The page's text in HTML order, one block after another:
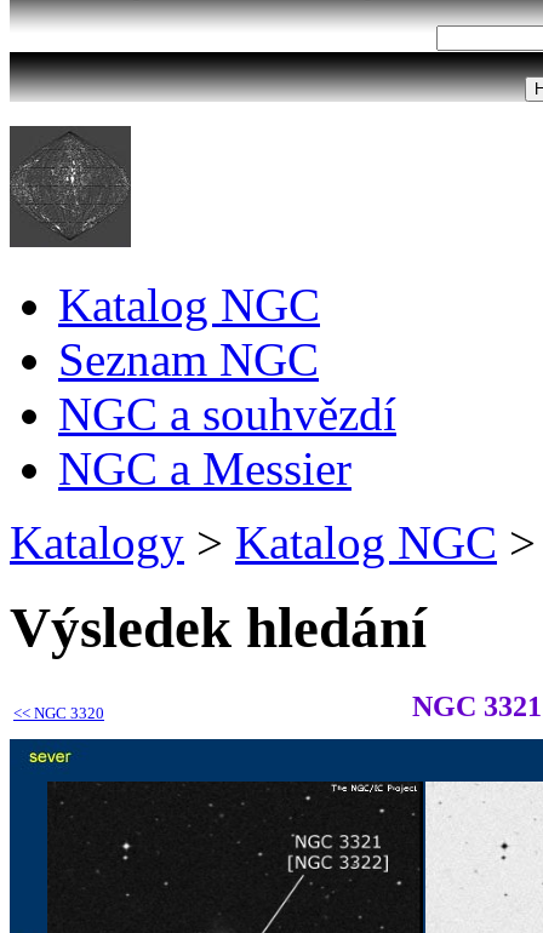
Katalog NGC
Seznam NGC
NGC a souhvězdí
NGC a Messier
Katalogy > Katalog NGC >
Výsledek hledání
<< NGC 3320 NGC 3321